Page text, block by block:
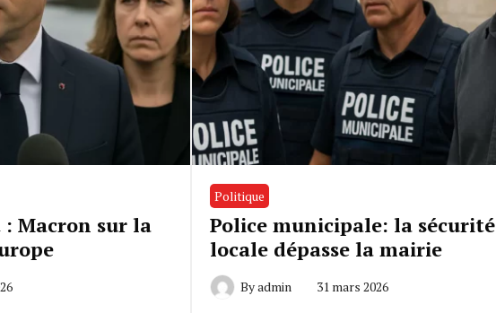
Macron sur la
Politique
Police municipale: la sécurité
locale dépasse la mairie
Byadmin 31 mars 2026